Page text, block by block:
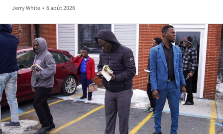
Jerry White • 6 août 2026